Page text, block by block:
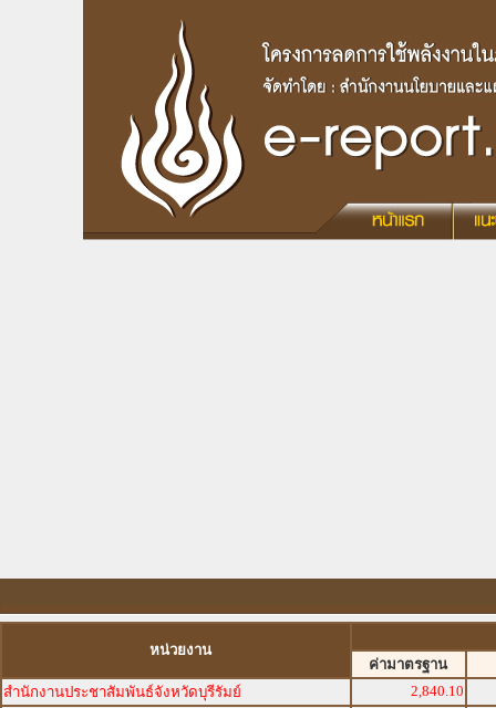
หน่วยงาน
ค่ามาตรฐาน
สำนักงานประชาสัมพันธ์จังหวัดบุรีรัมย์
2,840.10